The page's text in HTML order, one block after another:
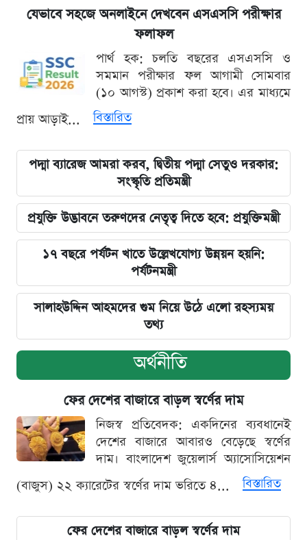
যেভাবে সহজে অনলাইনে দেখবেন এসএসসি পরীক্ষার
ফলাফল
পার্থ হক: চলতি বছরের এসএসসি ও
সমমান পরীক্ষার ফল আগামী সোমবার
(১০ আগস্ট) প্রকাশ করা হবে। এর মাধ্যমে
প্রায় আড়াই...
বিস্তারিত
পদ্মা ব্যারেজ আমরা করব, দ্বিতীয় পদ্মা সেতুও দরকার:
সংস্কৃতি প্রতিমন্ত্রী
প্রযুক্তি উদ্ভাবনে তরুণদের নেতৃত্ব দিতে হবে: প্রযুক্তিমন্ত্রী
১৭ বছরে পর্যটন খাতে উল্লেখযোগ্য উন্নয়ন হয়নি:
পর্যটনমন্ত্রী
সালাহউদ্দিন আহমদের গুম নিয়ে উঠে এলো রহস্যময়
তথ্য
অর্থনীতি
ফের দেশের বাজারে বাড়ল স্বর্ণের দাম
নিজস্ব প্রতিবেদক: একদিনের ব্যবধানেই
দেশের বাজারে আবারও বেড়েছে স্বর্ণের
দাম। বাংলাদেশ জুয়েলার্স অ্যাসোসিয়েশন
(বাজুস) ২২ ক্যারেটের স্বর্ণের দাম ভরিতে ৪...
বিস্তারিত
ফের দেশের বাজারে বাড়ল স্বর্ণের দাম